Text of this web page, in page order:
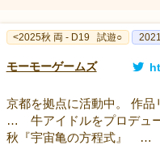
<2025秋 両 - D19 試遊○
モーモーゲームズ
京都を拠点に活動中。 作
… 牛アイドルをプロデュ
秋『宇宙亀の方程式』 …